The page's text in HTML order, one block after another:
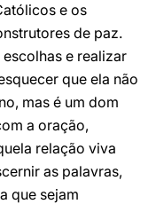
e os
de paz.
e realizar
que ela não
mas é um dom
a oração,
relação viva
as palavras,
que sejam